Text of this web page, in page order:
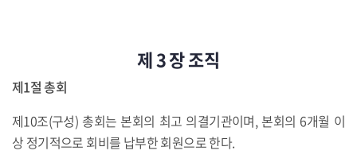
제 3 장 조직
제1절 총회
제10조(구성) 총회는 본회의 최고 의결기관이며, 본회의 6개월 이
상 정기적으로 회비를 납부한 회원으로 한다.